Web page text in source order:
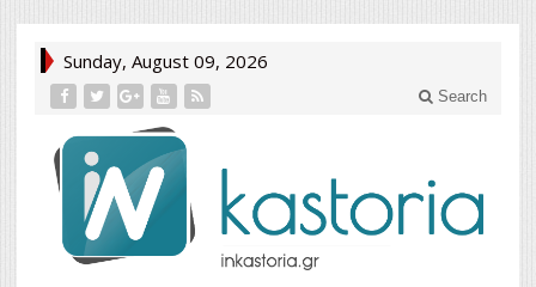
Sunday, August 09, 2026
Search